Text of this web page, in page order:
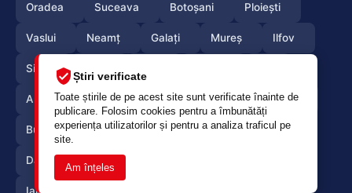
Știri verificate
Toate știrile de pe acest site sunt verificate înainte de
publicare. Folosim cookies pentru a îmbunătăți
experiența utilizatorilor și pentru a analiza traficul pe
site.
Am înțeles
Oradea Suceava Botoșani Ploiești
Vaslui Neamț Galați Mureș Ilfov
Sibiu
Arges Maramures Vrancea Satumare
Buzau Braila Calarasi Caras-Severin
Dambovita Giurgiu
Ialomita